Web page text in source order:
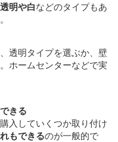
透明や白などのタイプもあ
透明タイプを選ぶか、壁
ホームセンターなどで実
きる
入していくつか取り付け
もできるのが一般的で